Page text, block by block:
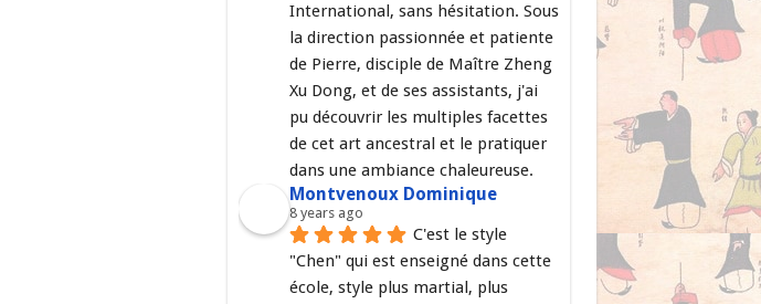
International, sans hésitation. Sous
la direction passionnée et patiente
de Pierre, disciple de Maître Zheng
Xu Dong, et de ses assistants, j'ai
pu découvrir les multiples facettes
de cet art ancestral et le pratiquer
dans une ambiance chaleureuse.
Montvenoux Dominique
8 years ago
C'est le style
"Chen" qui est enseigné dans cette
école, style plus martial, plus